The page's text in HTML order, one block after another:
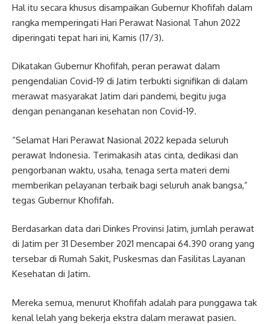
Hal itu secara khusus disampaikan Gubernur Khofifah dalam
rangka memperingati Hari Perawat Nasional Tahun 2022
diperingati tepat hari ini, Kamis (17/3).
Dikatakan Gubernur Khofifah, peran perawat dalam
pengendalian Covid-19 di Jatim terbukti signifikan di dalam
merawat masyarakat Jatim dari pandemi, begitu juga
dengan penanganan kesehatan non Covid-19.
“Selamat Hari Perawat Nasional 2022 kepada seluruh
perawat Indonesia. Terimakasih atas cinta, dedikasi dan
pengorbanan waktu, usaha, tenaga serta materi demi
memberikan pelayanan terbaik bagi seluruh anak bangsa,”
tegas Gubernur Khofifah.
Berdasarkan data dari Dinkes Provinsi Jatim, jumlah perawat
di Jatim per 31 Desember 2021 mencapai 64.390 orang yang
tersebar di Rumah Sakit, Puskesmas dan Fasilitas Layanan
Kesehatan di Jatim.
Mereka semua, menurut Khofifah adalah para punggawa tak
kenal lelah yang bekerja ekstra dalam merawat pasien.